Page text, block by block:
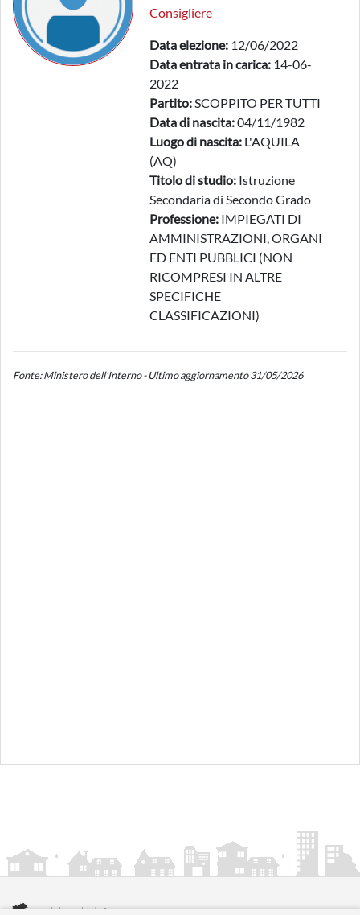
Consigliere
Data elezione: 12/06/2022
Data entrata in carica: 14-06-
2022
Partito:SCOPPITO PER TUTTI
Data di nascita:04/11/1982
Luogo di nascita: L'AQUILA
(AQ)
Titolo di studio: Istruzione
Secondaria di Secondo Grado
Professione: IMPIEGATI DI
AMMINISTRAZIONI, ORGANI
ED ENTI PUBBLICI (NON
RICOMPRESI IN ALTRE
SPECIFICHE
CLASSIFICAZIONI)
Fonte: Ministero dell'Interno - Ultimo aggiornamento 31/05/2026